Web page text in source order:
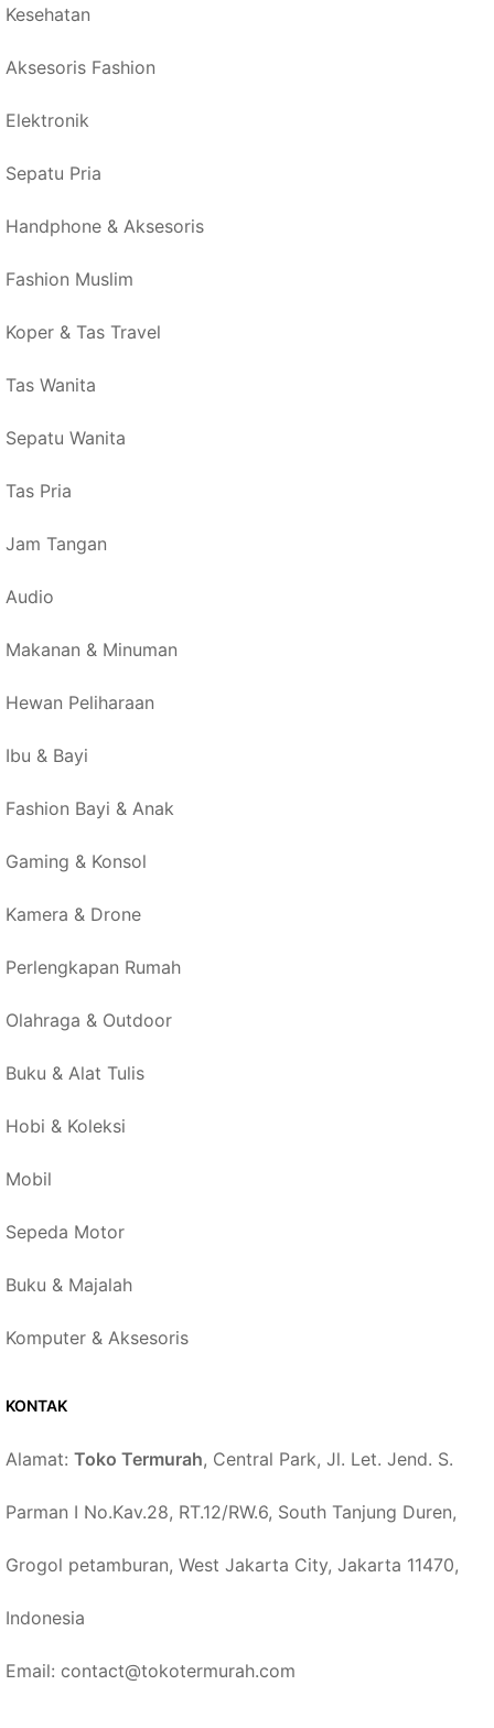
Kesehatan
Aksesoris Fashion
Elektronik
Sepatu Pria
Handphone & Aksesoris
Fashion Muslim
Koper & Tas Travel
Tas Wanita
Sepatu Wanita
Tas Pria
Jam Tangan
Audio
Makanan & Minuman
Hewan Peliharaan
Ibu & Bayi
Fashion Bayi & Anak
Gaming & Konsol
Kamera & Drone
Perlengkapan Rumah
Olahraga & Outdoor
Buku & Alat Tulis
Hobi & Koleksi
Mobil
Sepeda Motor
Buku & Majalah
Komputer & Aksesoris
KONTAK
Alamat: Toko Termurah, Central Park, Jl. Let. Jend. S.
Parman I No.Kav.28, RT.12/RW.6, South Tanjung Duren,
Grogol petamburan, West Jakarta City, Jakarta 11470,
Indonesia
Email: contact@tokotermurah.com